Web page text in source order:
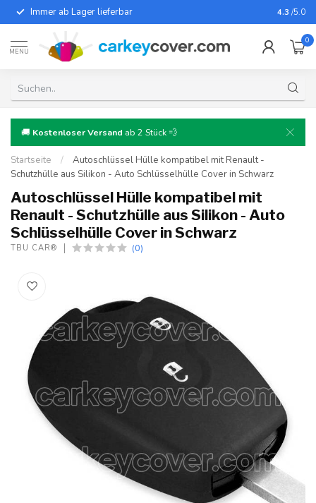
Immer ab Lager lieferbar Für fast
4.3 /5.0
MENU
0
🚚 Kostenloser Versand ab 2 Stück 💨
Startseite /
Autoschlüssel Hülle kompatibel mit Renault -
Schutzhülle aus Silikon - Auto Schlüsselhülle Cover in Schwarz
Autoschlüssel Hülle kompatibel mit
Renault - Schutzhülle aus Silikon - Auto
Schlüsselhülle Cover in Schwarz
TBU CAR® (0)